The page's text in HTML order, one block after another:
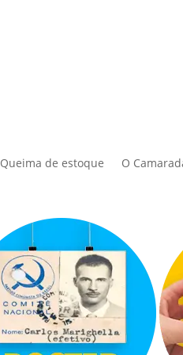
Queima de estoque O